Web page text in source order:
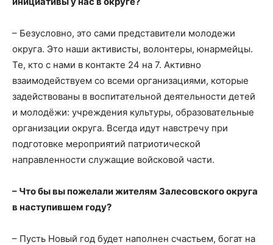
– Безусловно, это сами представители молодежи
округа. Это наши активисты, волонтеры, юнармейцы.
Те, кто с нами в контакте 24 на 7. Активно
взаимодействуем со всеми организациями, которые
задействованы в воспитательной деятельности детей
и молодёжи: учреждения культуры, образовательные
организации округа. Всегда идут навстречу при
подготовке мероприятий патриотической
направленности служащие войсковой части.
– Что бы вы пожелали жителям Залесовского округа
в наступившем году?
– Пусть Новый год будет наполнен счастьем, богат на